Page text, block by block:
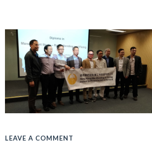
LEAVE A COMMENT